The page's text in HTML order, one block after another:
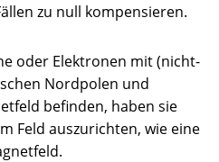
zu null kompensieren.
oder Elektronen mit (nicht-
Nordpolen und
befinden, haben sie
Feld auszurichten, wie eine